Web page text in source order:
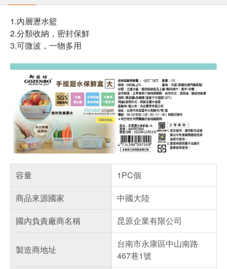
1.內層瀝水籃
2.分類收納，密封保鮮
3.可微波，一物多用
容量
1PC個
商品來源國家
中國大陸
國內負責廠商名稱
昆原企業有限公司
製造商地址
台南市永康區中山南路
467巷1號